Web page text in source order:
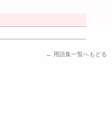
← 用語集一覧へもどる